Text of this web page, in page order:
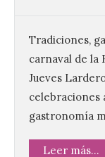
Tradiciones,
carnaval de la
Jueves
celebraciones
gastronomía
Leer más...